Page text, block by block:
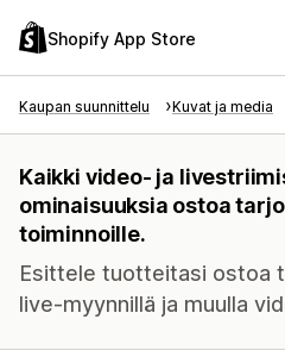
Shopify App Store
Kaupan suunnittelu Kuvat ja media
Kaikki video- ja
ominaisuuksia ostoa
toiminnoille.
Esittele tuotteitasi ostoa
live-myynnillä ja muulla